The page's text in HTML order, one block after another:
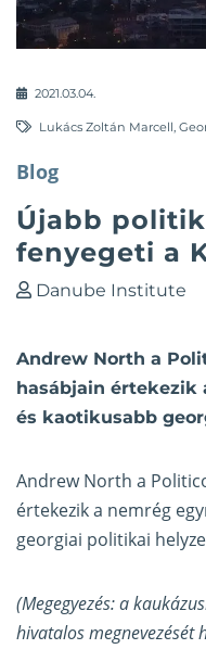
2021.03.04.
Lukács Zoltán Marcell,
Blog
Újabb
fenyegeti a
Danube Institute
Andrew North a
hasábjain értekezik
és kaotikusabb
Andrew North a
értekezika nemrég
georgiai politikai
(Megegyezés: a
hivatalos megnevezését